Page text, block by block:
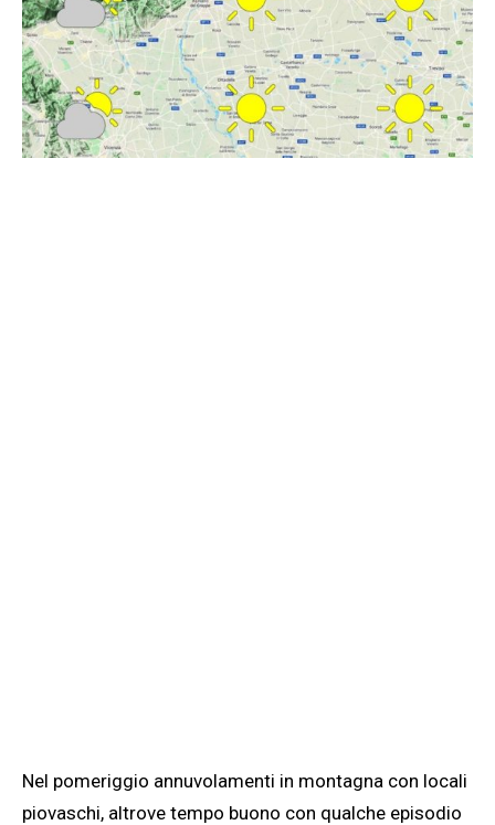
Nel pomeriggio annuvolamenti in montagna con locali
piovaschi, altrove tempo buono con qualche episodio